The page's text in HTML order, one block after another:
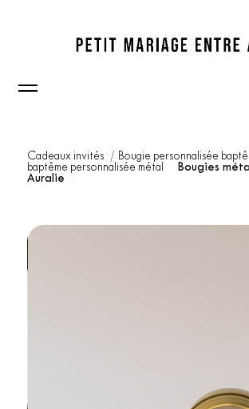
Cadeaux invités Bougie personnalisée
baptême personnalisée métal
Bougies
Auralie